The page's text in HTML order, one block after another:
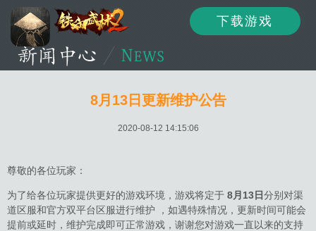
下载游戏
8月13日更新维护公告
2020-08-12 14:15:06
尊敬的各位玩家：
为了给各位玩家提供更好的游戏环境，游戏将定于 8月13日分别对渠
道区服和官方双平台区服进行维护 ，如遇特殊情况，更新时间可能会
提前或延时，维护完成即可正常游戏，谢谢您对游戏一直以来的支持
资讯
论坛 下载 客服